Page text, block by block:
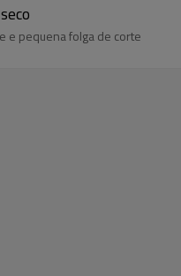
e pequena folga de corte